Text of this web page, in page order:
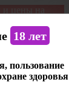
и цены на
не
18 лет
пользование
здоровья